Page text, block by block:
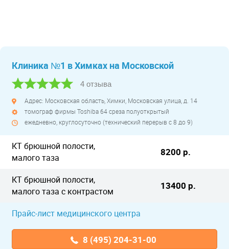
Клиника №1 в Химках на Московской
4 отзыва
Адрес: Московская область, Химки, Московская улица, д. 14
томограф фирмы Toshiba 64 среза полуоткрытый
ежедневно, круглосуточно (технический перерыв с 8 до 9)
КТ брюшной полости,
малого таза
8200 р.
КТ брюшной полости,
малого таза с контрастом
13400 р.
Прайс-лист медицинского центра
8 (495) 204-31-00